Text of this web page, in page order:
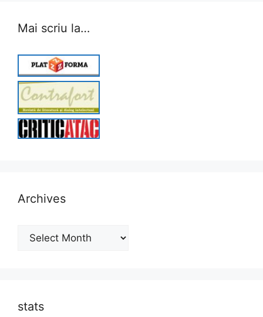
Mai scriu la…
Archives
Archives
stats